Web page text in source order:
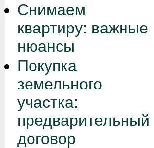
Снимаем
квартиру: важные
нюансы
Покупка
земельного
участка:
предварительный
договор